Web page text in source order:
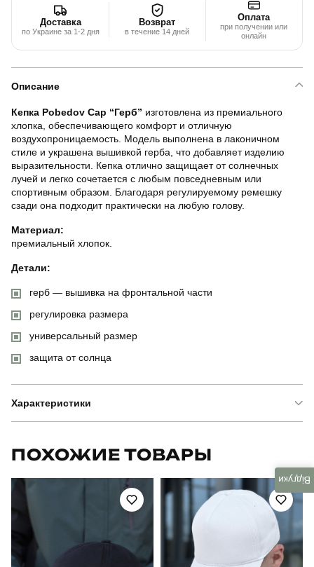
Доставка
по Украине за 1-2 дня
Возврат
в течение 14 дней
Оплата
при получении или
онлайн
Описание
Кепка Pobedov Cap “Герб” изготовлена из премиального
хлопка, обеспечивающего комфорт и отличную
воздухопроницаемость. Модель выполнена в лаконичном
стиле и украшена вышивкой герба, что добавляет изделию
выразительности. Кепка отлично защищает от солнечных
лучей и легко сочетается с любым повседневным или
спортивным образом. Благодаря регулируемому ремешку
сзади она подходит практически на любую голову.
Материал:
премиальный хлопок.
Детали:
герб — вышивка на фронтальной части
регулировка размера
универсальный размер
защита от солнца
Характеристики
pobedov cap герб
Артикул HWcp1518Mba
Призначення для повсякденного носіння
ПОХОЖИЕ ТОВАРЫ
Відгуки